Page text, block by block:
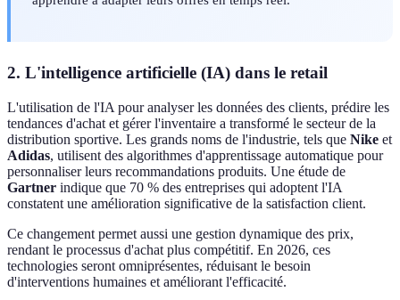
2. L'intelligence artificielle (IA) dans le retail
L'utilisation de l'IA pour analyser les données des clients, prédire les
tendances d'achat et gérer l'inventaire a transformé le secteur de la
distribution sportive. Les grands noms de l'industrie, tels que Nike et
Adidas, utilisent des algorithmes d'apprentissage automatique pour
personnaliser leurs recommandations produits. Une étude de
Gartner indique que 70 % des entreprises qui adoptent l'IA
constatent une amélioration significative de la satisfaction client.
Ce changement permet aussi une gestion dynamique des prix,
rendant le processus d'achat plus compétitif. En 2026, ces
technologies seront omniprésentes, réduisant le besoin
d'interventions humaines et améliorant l'efficacité.